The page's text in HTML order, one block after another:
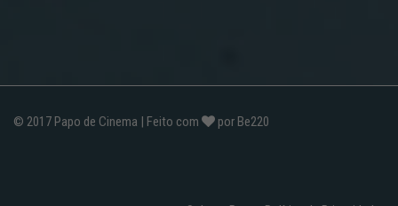
© 2017 Papo de Cinema | Feito com por Be220